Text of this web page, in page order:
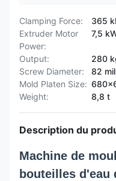
Clamping Force:
365
Extruder Motor
Power:
7,5
Output:
280
Screw Diameter:
82
Mold Platen Size:
Weight:
8,8 t
Description du
Machine de
bouteilles d'eau